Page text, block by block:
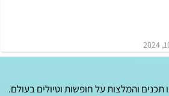
והמלצות על חופשות וטיולים בעולם.